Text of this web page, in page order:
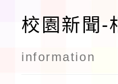
校園新聞-
information